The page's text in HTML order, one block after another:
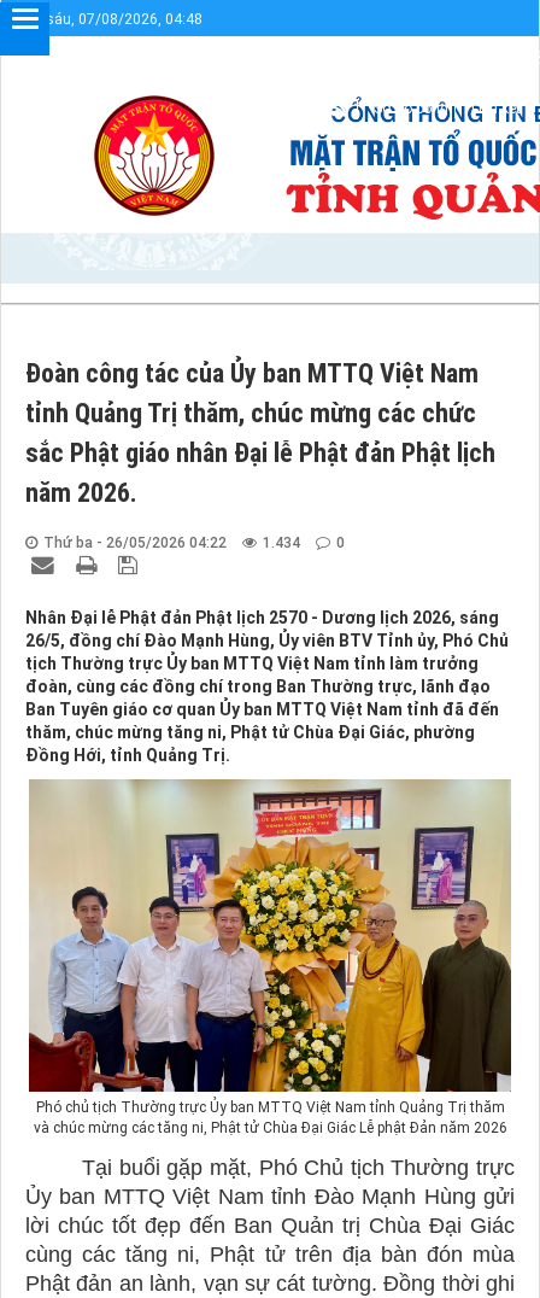
Thứ sáu, 07/08/2026, 04:48
Chào mừng bạn đến với Cổng thông tin điện tử
Sơ đồ cổng Liên kết
Đoàn công tác của Ủy ban MTTQ Việt Nam
tỉnh Quảng Trị thăm, chúc mừng các chức
sắc Phật giáo nhân Đại lễ Phật đản Phật lịch
năm 2026.
Thứ ba - 26/05/2026 04:22 1.434 0
Nhân Đại lễ Phật đản Phật lịch 2570 - Dương lịch 2026, sáng
26/5, đồng chí Đào Mạnh Hùng, Ủy viên BTV Tỉnh ủy, Phó Chủ
tịch Thường trực Ủy ban MTTQ Việt Nam tỉnh làm trưởng
đoàn, cùng các đồng chí trong Ban Thường trực, lãnh đạo
Ban Tuyên giáo cơ quan Ủy ban MTTQ Việt Nam tỉnh đã đến
thăm, chúc mừng tăng ni, Phật tử Chùa Đại Giác, phường
Đồng Hới, tỉnh Quảng Trị.
Phó chủ tịch Thường trực Ủy ban MTTQ Việt Nam tỉnh Quảng Trị thăm
và chúc mừng các tăng ni, Phật tử Chùa Đại Giác Lễ phật Đản năm 2026
Tại buổi gặp mặt, Phó Chủ tịch Thường trực
Ủy ban MTTQ Việt Nam tỉnh Đào Mạnh Hùng gửi
lời chúc tốt đẹp đến Ban Quản trị Chùa Đại Giác
cùng các tăng ni, Phật tử trên địa bàn đón mùa
Phật đản an lành, vạn sự cát tường. Đồng thời ghi